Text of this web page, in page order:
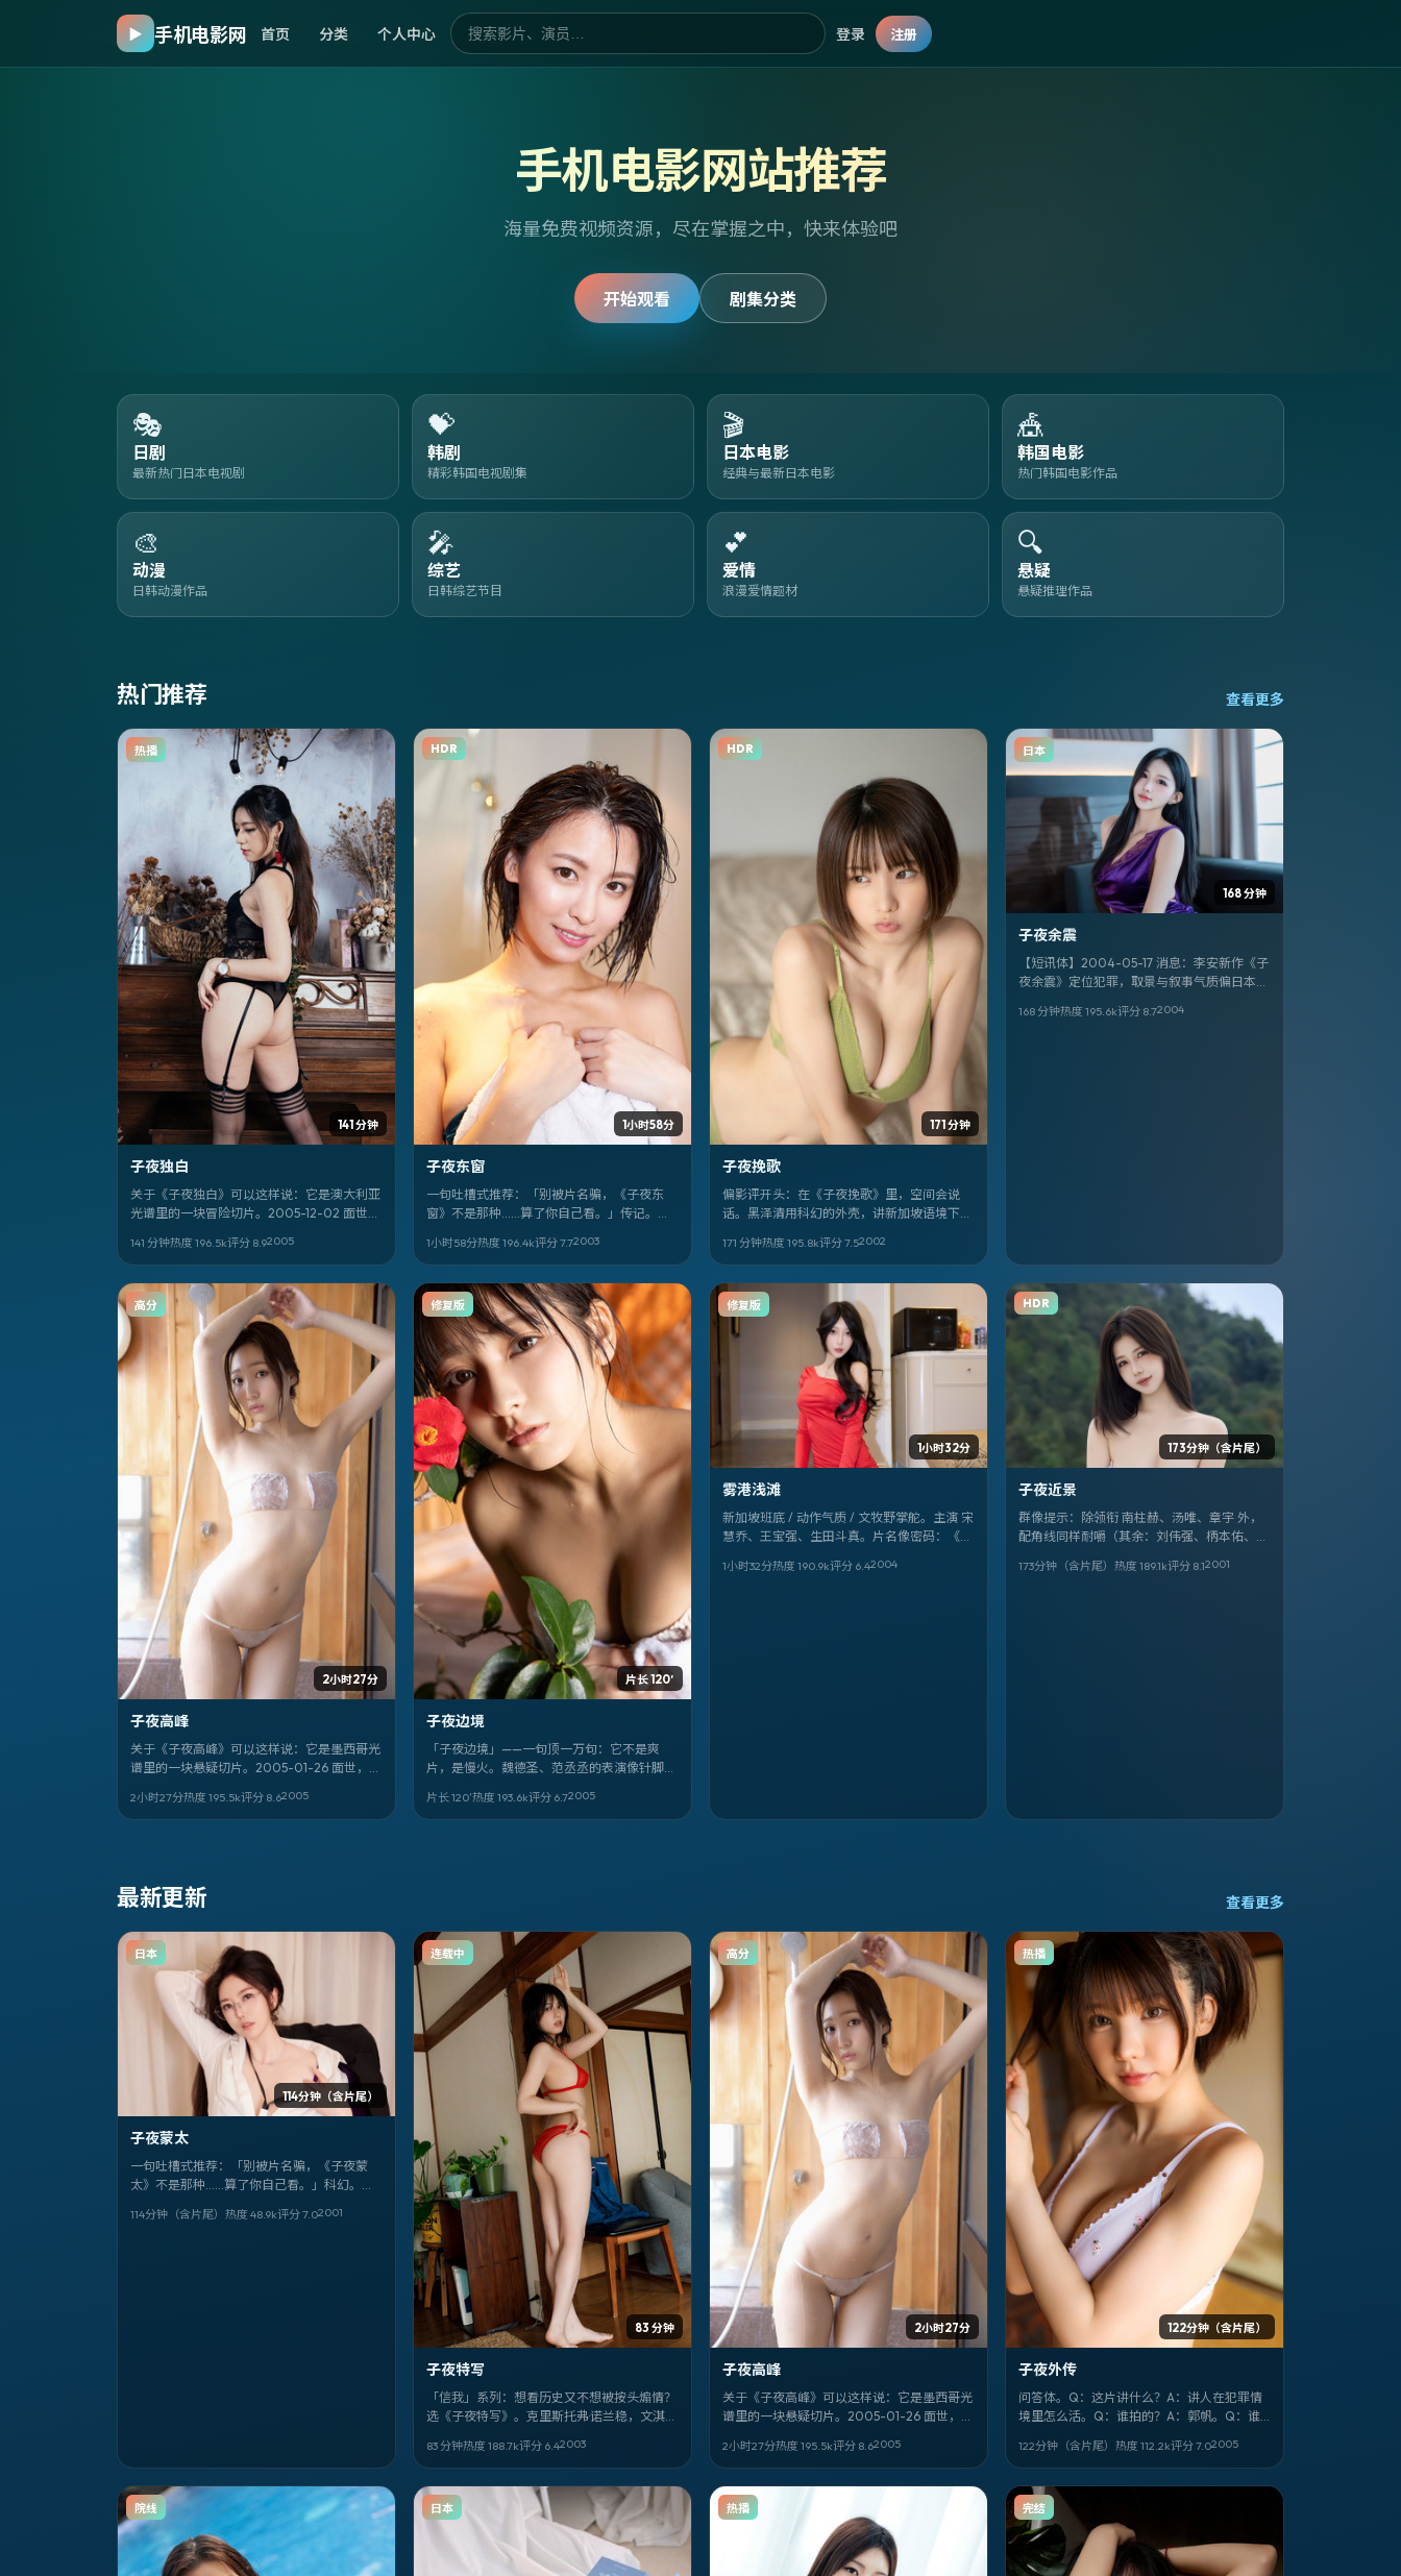
▶ 手机电影网 首页 分类 个人中心 登录 注册
手机电影网站推荐
海量免费视频资源，尽在掌握之中，快来体验吧
开始观看 剧集分类
🎭
日剧
最新热门日本电视剧
💝
韩剧
精彩韩国电视剧集
🎬
日本电影
经典与最新日本电影
🎪
韩国电影
热门韩国电影作品
🎨
动漫
日韩动漫作品
🎤
综艺
日韩综艺节目
💕
爱情
浪漫爱情题材
🔍
悬疑
悬疑推理作品
热门推荐 查看更多
141 分钟
热播
子夜独白
关于《子夜独白》可以这样说：它是澳大利亚
光谱里的一块冒险切片。2005-12-02 面世，
韩寒 的眼神戏。全阵容包括 全智贤，韩寒，
魏德圣，蔡明亮，佐藤健，邓恩熙，刘浩存。
141 分钟热度 196.5k评分 8.92005
1小时58分
HDR
子夜东窗
一句吐槽式推荐：「别被片名骗，《子夜东
窗》不是那种……算了你自己看。」传记。宫
05-31。
1小时58分热度 196.4k评分7.72003
171 分钟
HDR
子夜挽歌
偏影评开头：在《子夜挽歌》里，空间会说
话。黑泽清用科幻的外壳，讲新加坡语境下的
份最吃重。
171 分钟热度 195.8k评分7.52002
168 分钟
日本
子夜余震
【短讯体】2004-05-17 消息：李安新作《子
夜余震》定位犯罪，取景与叙事气质偏日本。
168 分钟热度 195.6k评分 8.72004
2小时27分
高分
子夜高峰
关于《子夜高峰》可以这样说：它是墨西哥光
谱里的一块悬疑切片。2005-01-26 面世，由
青霞、张曼玉 的眼神戏。全阵容包括 佐藤
健，林青霞，张曼玉，永野芽郁，王宝强，路
2小时27分热度 195.5k评分 8.62005
片长 120′
修复版
子夜边境
「子夜边境」——一句顶一万句：它不是爽
片，是慢火。魏德圣、范丞丞的表演像针脚，
片长 120′热度 193.6k评分 6.72005
1小时32分
修复版
雾港浅滩
新加坡班底 / 动作气质 / 文牧野掌舵。主演 宋
慧乔、王宝强、生田斗真。片名像密码：《雾
1小时32分热度 190.9k评分 6.42004
173分钟（含片尾）
HDR
子夜近景
群像提示：除领衔 南柱赫、汤唯、章宇 外，
配角线同样耐嚼（其余：刘伟强、柄本佑、蒋
尔·托罗擅长的喜剧调性。
173分钟（含片尾） 热度 189.1k评分 8.12001
最新更新 查看更多
114分钟（含片尾）
日本
子夜蒙太
一句吐槽式推荐：「别被片名骗，《子夜蒙
太》不是那种……算了你自己看。」科幻。陈
114分钟（含片尾） 热度 48.9k评分7.02001
83 分钟
连载中
子夜特写
「信我」系列：想看历史又不想被按头煽情？
选《子夜特写》。克里斯托弗·诺兰稳，文淇、
2003-09-06。
83 分钟热度 188.7k评分 6.42003
2小时27分
高分
子夜高峰
关于《子夜高峰》可以这样说：它是墨西哥光
谱里的一块悬疑切片。2005-01-26 面世，由
青霞、张曼玉 的眼神戏。全阵容包括 佐藤
健，林青霞，张曼玉，永野芽郁，王宝强，路
阳，菊地凛子，欧豪，白敬亭。
2小时27分热度 195.5k评分 8.62005
122分钟（含片尾）
热播
子夜外传
问答体。Q：这片讲什么？A：讲人在犯罪情
境里怎么活。Q：谁拍的？A：郭帆。Q：谁
传》。
122分钟（含片尾） 热度 112.2k评分7.02005
院线 日本 热播 完结